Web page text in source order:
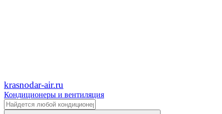
krasnodar-air.ru
Кондиционеры и вентиляция